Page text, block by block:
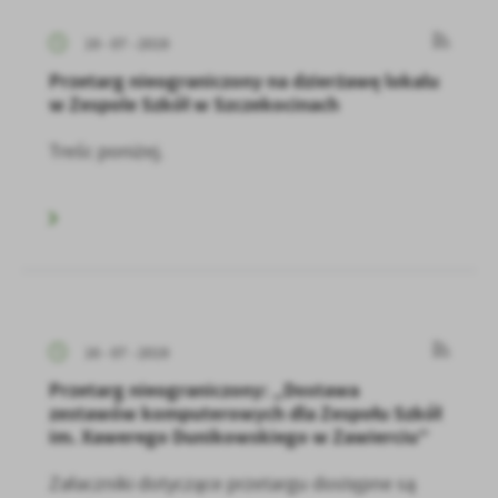
19 - 07 - 2019
Przetarg nieograniczony na dzierżawę lokalu
w Zespole Szkół w Szczekocinach
Treśc poniżej.
16 - 07 - 2019
Przetarg nieograniczony: „Dostawa
zestawów komputerowych dla Zespołu Szkół
im. Xawerego Dunikowskiego w Zawierciu”
Załaczniki dotyczące przetargu dostępne są